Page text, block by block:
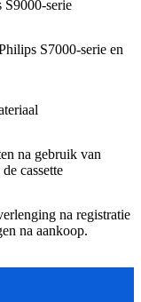
S9000-serie
S7000-serie en
na gebruik van
cassette
na registratie
na aankoop.​